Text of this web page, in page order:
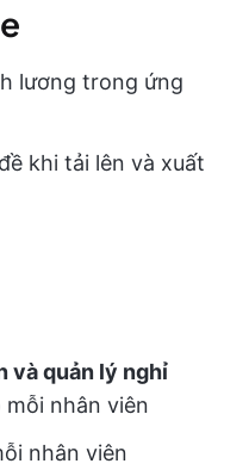
lương trong ứng
khi tải lên và xuất
và quản lý nghỉ
nhân viên
nhân viên